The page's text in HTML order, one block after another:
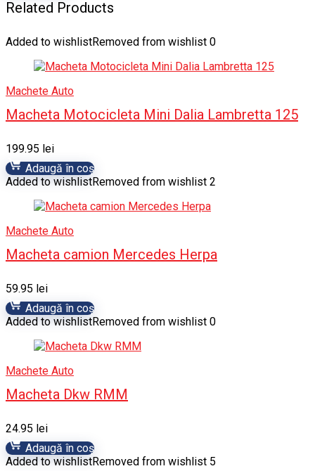
Related Products
Added to wishlistRemoved from wishlist 0
Machete Auto
Macheta Motocicleta Mini Dalia Lambretta 125
199.95 lei
Adaugă în coș
Added to wishlistRemoved from wishlist 2
Machete Auto
Macheta camion Mercedes Herpa
59.95 lei
Adaugă în coș
Added to wishlistRemoved from wishlist 0
Machete Auto
Macheta Dkw RMM
24.95 lei
Adaugă în coș
Added to wishlistRemoved from wishlist 5